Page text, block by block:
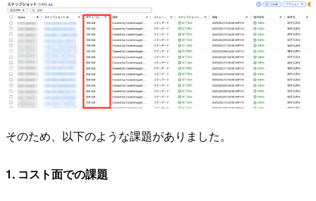
そのため、以下のような課題がありました。
1. コスト面での課題